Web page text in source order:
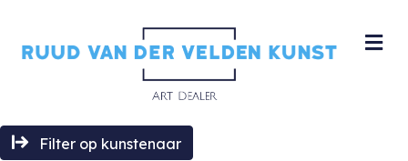
Filter op kunstenaar